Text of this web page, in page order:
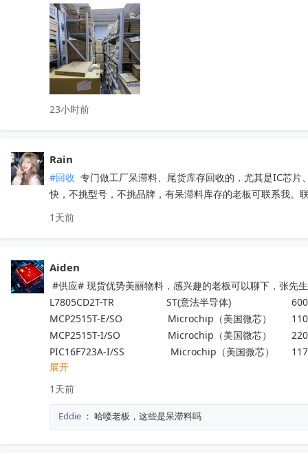
23小时前
Rain
#回收 专门做工厂呆滞料、尾货库存回收的，尤其是IC芯
快，不挑型号，不挑品牌，有呆滞料库存的老板可联系我。
1天前
Aiden
#供应# 现货优势美丽物料，感兴趣的老板可以聊下，张先
L7805CD2T-TR                   ST(意法半导体)
MCP2515T-E/SO	           Microchip（美国微芯）
MCP2515T-I/SO	           Microchip（美国微芯）
PIC16F723A-I/SS 	            Microchip（美国微芯）
ADP32F034QP64S   	    进芯
NM1200LBAE	                   NUVOTON（新唐科技）
LTC6433AIUF-15#PBF	   ADI(亚德诺)
TP2124-SR	                   3PEAK（思瑞浦）
ATA663254-GBQW	           Microchip（美国微芯）
展开
1天前
Eddie ： 哈喽老板，这些是呆滞料吗